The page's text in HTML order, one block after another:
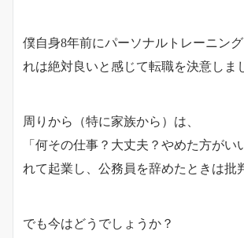
僕自身8年前にパーソナルトレーニン
れは絶対良いと感じて転職を決意しま
周りから（特に家族から）は、
「何その仕事？大丈夫？やめた方がい
れて起業し、公務員を辞めたときは批
でも今はどうでしょうか？